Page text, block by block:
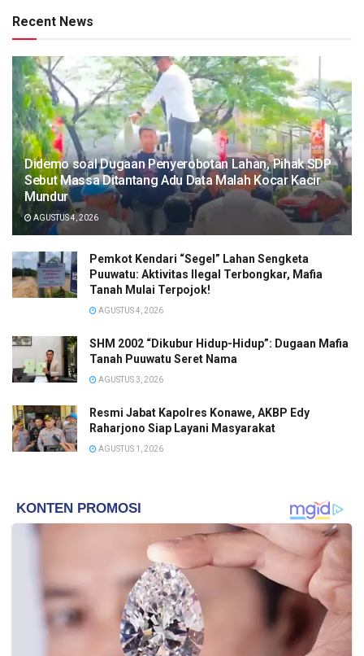
Recent News
Didemo soal Dugaan Penyerobotan Lahan, Pihak SDP
Sebut Massa Ditantang Adu Data Malah Kocar Kacir
Mundur
AGUSTUS 4, 2026
Pemkot Kendari “Segel” Lahan Sengketa
Puuwatu: Aktivitas Ilegal Terbongkar, Mafia
Tanah Mulai Terpojok!
AGUSTUS 4, 2026
SHM 2002 “Dikubur Hidup-Hidup”: Dugaan Mafia
Tanah Puuwatu Seret Nama
AGUSTUS 3, 2026
Resmi Jabat Kapolres Konawe, AKBP Edy
Raharjono Siap Layani Masyarakat
AGUSTUS 1, 2026